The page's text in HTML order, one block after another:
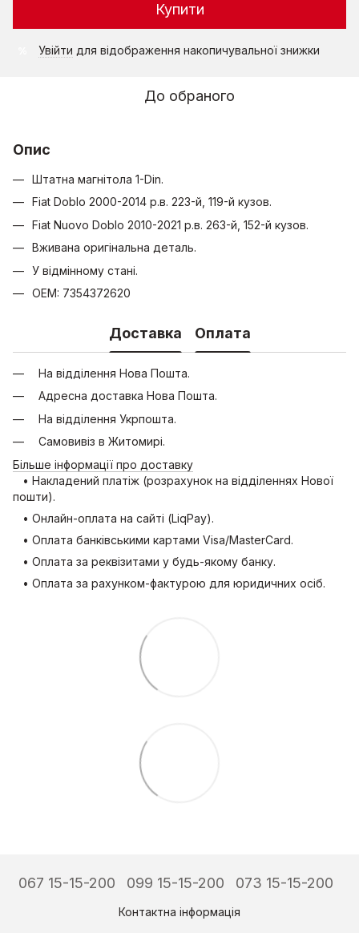
Купити
Увійти для відображення накопичувальної знижки
До обраного
Опис
Штатна магнітола 1-Din.
Fiat Doblo 2000-2014 р.в. 223-й, 119-й кузов.
Fiat Nuovo Doblo 2010-2021 р.в. 263-й, 152-й кузов.
Вживана оригінальна деталь.
У відмінному стані.
OEM: 7354372620
Доставка Оплата
На відділення Нова Пошта.
Адресна доставка Нова Пошта.
На відділення Укрпошта.
Самовивіз в Житомирі.
Більше інформації про доставку
• Накладений платіж (розрахунок на відділеннях Нової
пошти).
• Онлайн-оплата на сайті (LiqPay).
• Оплата банківськими картами Visa/MasterCard.
• Оплата за реквізитами у будь-якому банку.
• Оплата за рахунком-фактурою для юридичних осіб.
067 15-15-200 099 15-15-200 073 15-15-200
Контактна інформація